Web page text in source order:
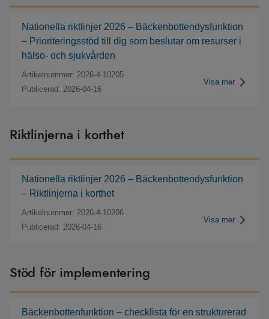
Nationella riktlinjer 2026 – Bäckenbottendysfunktion
– Prioriteringsstöd till dig som beslutar om resurser i
hälso- och sjukvården
Artikelnummer: 2026-4-10205
Publicerad: 2026-04-16
Visa mer
Riktlinjerna i korthet
Nationella riktlinjer 2026 – Bäckenbottendysfunktion
– Riktlinjerna i korthet
Artikelnummer: 2026-4-10206
Publicerad: 2026-04-16
Visa mer
Stöd för implementering
Bäckenbottenfunktion – checklista för en strukturerad